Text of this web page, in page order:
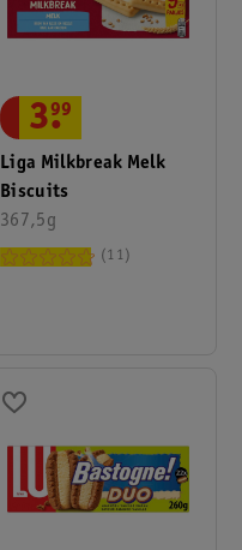
Liga Milkbreak Melk
Biscuits
367,5g
3.
99
11